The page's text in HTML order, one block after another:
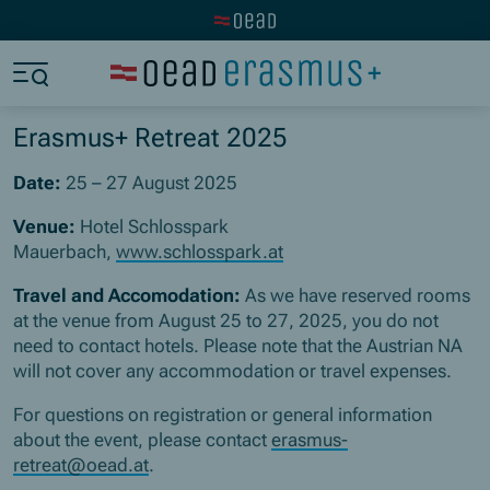
Erasmus+ Retreat 2025
Date: 25 – 27 August 2025
Venue: Hotel Schlosspark
Mauerbach,www.schlosspark.at
Travel and Accomodation: As we have reserved rooms
at the venue from August 25 to 27, 2025, you do not
need to contact hotels. Please note that the Austrian NA
will not cover any accommodation or travel expenses.
For questions on registration or general information
about the event, please contacterasmus-
retreat@oead.at.